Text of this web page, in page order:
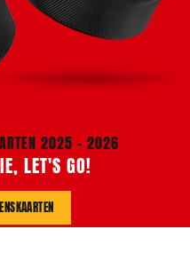
2025 - 2026
LET'S GO!